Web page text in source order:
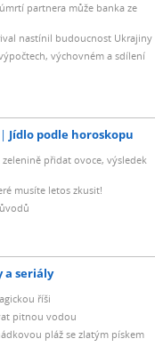
partnera může banka ze
nastínil budoucnost Ukrajiny
výchovném a sdílení
Jídlo podle horoskopu
přidat ovoce, výsledek
musíte letos zkusit!
seriály
říši
pitnou vodou
pláž se zlatým pískem